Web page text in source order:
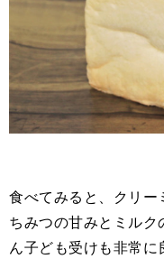
食べてみると、クリ
ちみつの甘みとミル
ん子ども受けも非常に